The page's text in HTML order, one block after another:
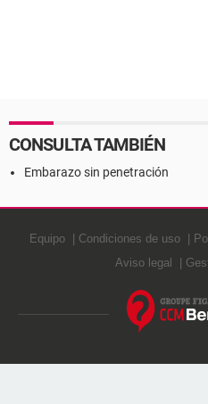
CONSULTA TAMBIÉN
Embarazo sin penetración
Equipo Condiciones de uso
Aviso legal